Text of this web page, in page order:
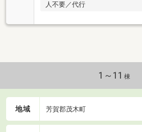
人不要／代行
1～11 棟
地域 芳賀郡茂木町